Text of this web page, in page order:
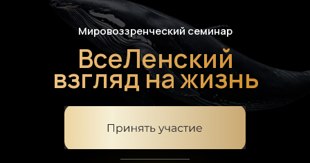
Мировоззренческий семинар
ВсeЛенский
взгляд на жизнь